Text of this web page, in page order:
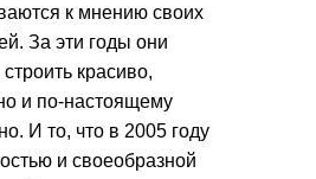
к мнению своих
За эти годы они
красиво,
и по-настоящему
И то, что в 2005 году
и своеобразной